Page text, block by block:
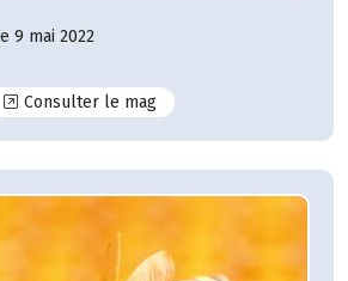
9 mai 2022
Consulter le magN°123